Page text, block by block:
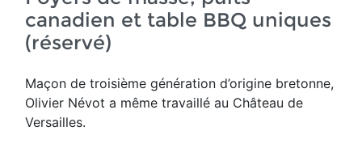
canadien et table BBQ uniques
(réservé)
Maçon de troisième génération d’origine bretonne,
Olivier Névot a même travaillé au Château de
Versailles.